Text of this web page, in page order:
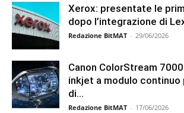
Xerox: presentate le
dopo l’integrazione di
Redazione BitMAT - 29/06/2026
Canon ColorStream
inkjet a modulo continuo
di...
Redazione BitMAT - 17/06/2026